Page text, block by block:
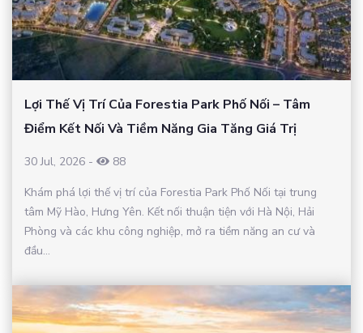
Lợi Thế Vị Trí Của Forestia Park Phố Nối – Tâm
Điểm Kết Nối Và Tiềm Năng Gia Tăng Giá Trị
30 Jul, 2026 -
88
Khám phá lợi thế vị trí của Forestia Park Phố Nối tại trung
tâm Mỹ Hào, Hưng Yên. Kết nối thuận tiện với Hà Nội, Hải
Phòng và các khu công nghiệp, mở ra tiềm năng an cư và
đầu...